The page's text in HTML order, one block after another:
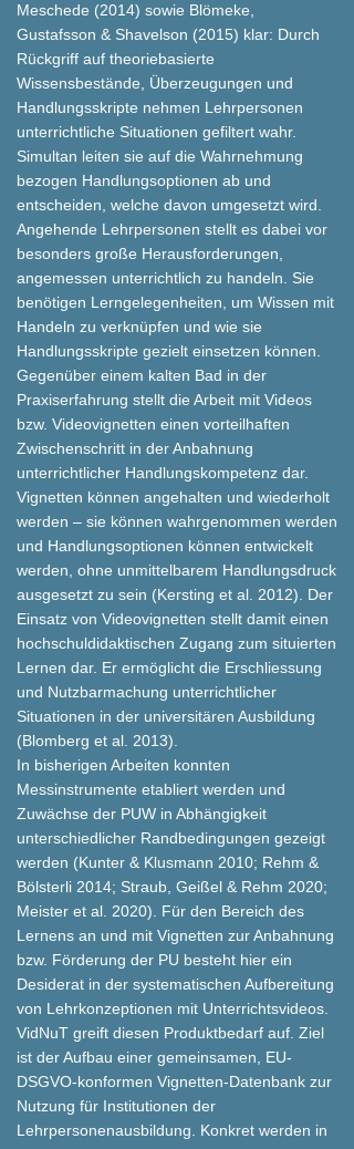
Meschede (2014) sowie Blömeke,
Gustafsson & Shavelson (2015) klar: Durch
Rückgriff auf theoriebasierte
Wissensbestände, Überzeugungen und
Handlungsskripte nehmen Lehrpersonen
unterrichtliche Situationen gefiltert wahr.
Simultan leiten sie auf die Wahrnehmung
bezogen Handlungsoptionen ab und
entscheiden, welche davon umgesetzt wird.
Angehende Lehrpersonen stellt es dabei vor
besonders große Herausforderungen,
angemessen unterrichtlich zu handeln. Sie
benötigen Lerngelegenheiten, um Wissen mit
Handeln zu verknüpfen und wie sie
Handlungsskripte gezielt einsetzen können.
Gegenüber einem kalten Bad in der
Praxiserfahrung stellt die Arbeit mit Videos
bzw. Videovignetten einen vorteilhaften
Zwischenschritt in der Anbahnung
unterrichtlicher Handlungskompetenz dar.
Vignetten können angehalten und wiederholt
werden – sie können wahrgenommen werden
und Handlungsoptionen können entwickelt
werden, ohne unmittelbarem Handlungsdruck
ausgesetzt zu sein (Kersting et al. 2012). Der
Einsatz von Videovignetten stellt damit einen
hochschuldidaktischen Zugang zum situierten
Lernen dar. Er ermöglicht die Erschliessung
und Nutzbarmachung unterrichtlicher
Situationen in der universitären Ausbildung
(Blomberg et al. 2013).
In bisherigen Arbeiten konnten
Messinstrumente etabliert werden und
Zuwächse der PUW in Abhängigkeit
unterschiedlicher Randbedingungen gezeigt
werden (Kunter & Klusmann 2010; Rehm &
Bölsterli 2014; Straub, Geißel & Rehm 2020;
Meister et al. 2020). Für den Bereich des
Lernens an und mit Vignetten zur Anbahnung
bzw. Förderung der PU besteht hier ein
Desiderat in der systematischen Aufbereitung
von Lehrkonzeptionen mit Unterrichtsvideos.
VidNuT greift diesen Produktbedarf auf. Ziel
ist der Aufbau einer gemeinsamen, EU-
DSGVO-konformen Vignetten-Datenbank zur
Nutzung für Institutionen der
Lehrpersonenausbildung. Konkret werden in